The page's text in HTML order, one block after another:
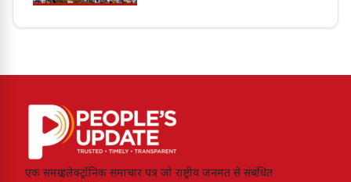
एक समग्र इलेक्ट्रॉनिक समाचार पत्र जो राष्ट्रीय जनमत से संबंधित